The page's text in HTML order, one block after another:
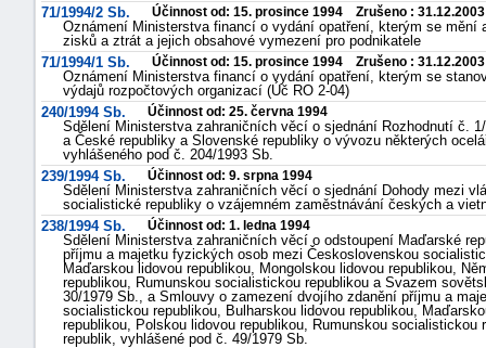
71/1994/2 Sb.
Účinnost od: 15. prosince 1994 Zrušeno : 31.12.2003
Oznámení Ministerstva financí o vydání opatření, kterým se mění
zisků a ztrát a jejich obsahové vymezení pro podnikatele
71/1994/1 Sb.
Účinnost od: 15. prosince 1994 Zrušeno : 31.12.2003
Oznámení Ministerstva financí o vydání opatření, kterým se
výdajů rozpočtových organizací (Úč RO 2-04)
240/1994 Sb.
Účinnost od: 25. června 1994
Sdělení Ministerstva zahraničních věcí o sjednání Rozhodnutí č.
a České republiky a Slovenské republiky o vývozu některých
vyhlášeného pod č. 204/1993 Sb.
239/1994 Sb.
Účinnost od: 9. srpna 1994
Sdělení Ministerstva zahraničních věcí o sjednání Dohody mezi
socialistické republiky o vzájemném zaměstnávání českých a
238/1994 Sb.
Účinnost od: 1. ledna 1994
Sdělení Ministerstva zahraničních věcí o odstoupení Maďarské
příjmu a majetku fyzických osob mezi Československou
Maďarskou lidovou republikou, Mongolskou lidovou republikou,
republikou, Rumunskou socialistickou republikou a Svazem
30/1979 Sb., a Smlouvy o zamezení dvojího zdanění příjmu a
socialistickou republikou, Bulharskou lidovou republikou,
republikou, Polskou lidovou republikou, Rumunskou
republik, vyhlášené pod č. 49/1979 Sb.